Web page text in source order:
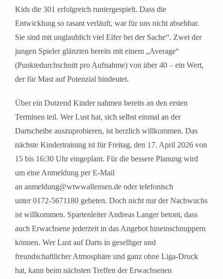
Kids die 301 erfolgreich runtergespielt. Dass die
Entwicklung so rasant verläuft, war für uns nicht absehbar.
Sie sind mit unglaublich viel Eifer bei der Sache“. Zwei der
jungen Spieler glänzten bereits mit einem „Average“
(Punktedurchschnitt pro Aufnahme) von über 40 – ein Wert,
der für Mast auf Potenzial hindeutet.
Über ein Dutzend Kinder nahmen bereits an den ersten
Terminen teil. Wer Lust hat, sich selbst einmal an der
Dartscheibe auszuprobieren, ist herzlich willkommen. Das
nächste Kindertraining ist für Freitag, den 17. April 2026 von
15 bis 16:30 Uhr eingeplant. Für die bessere Planung wird
um eine Anmeldung per E-Mail
an anmeldung@wtwwallensen.de oder telefonisch
unter 0172-5671180 gebeten. Doch nicht nur der Nachwuchs
ist willkommen. Spartenleiter Andreas Langer betont, dass
auch Erwachsene jederzeit in das Angebot hineinschnuppern
können. Wer Lust auf Darts in geselliger und
freundschaftlicher Atmosphäre und ganz ohne Liga-Druck
hat, kann beim nächsten Treffen der Erwachsenen